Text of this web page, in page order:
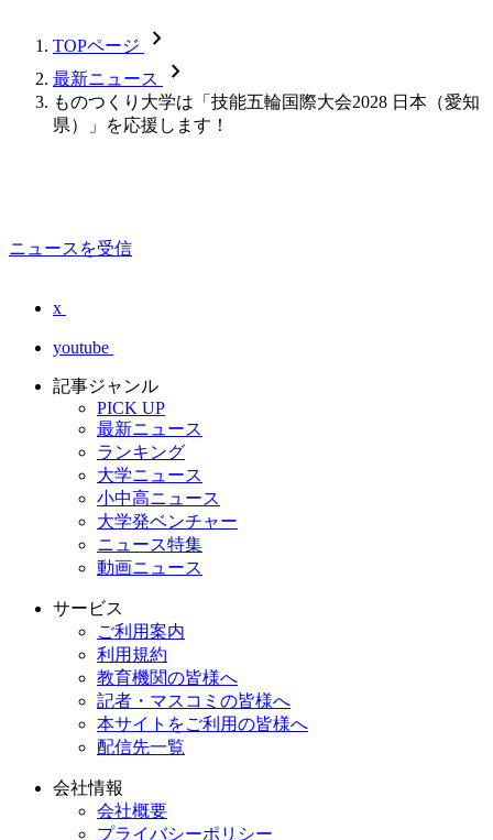
TOPページ chevron_forward
最新ニュース chevron_forward
ものつくり大学は「技能五輪国際大会2028 日本（愛知
県）」を応援します！
ニュースを受信
x
youtube
記事ジャンル
PICK UP
最新ニュース
ランキング
大学ニュース
小中高ニュース
大学発ベンチャー
ニュース特集
動画ニュース
サービス
ご利用案内
利用規約
教育機関の皆様へ
記者・マスコミの皆様へ
本サイトをご利用の皆様へ
配信先一覧
会社情報
会社概要
プライバシーポリシー